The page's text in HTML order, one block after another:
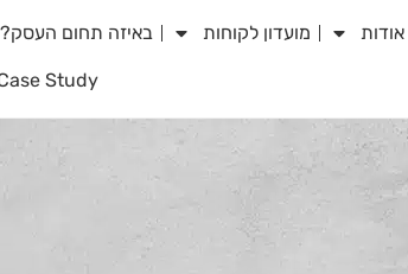
אודות מועדון לקוחות באיזה תחום העסק?
Study